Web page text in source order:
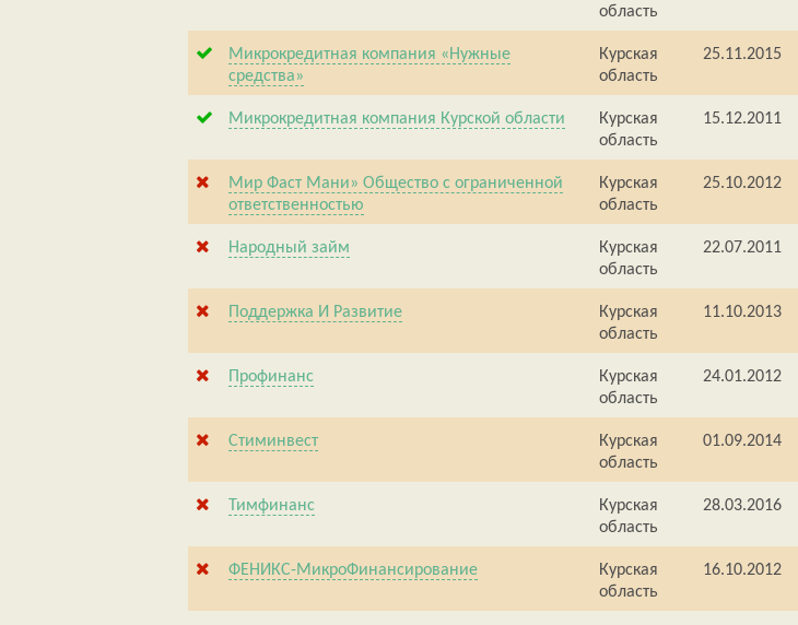
область
Микрокредитная компания «Нужные
средства»
Курская
область
25.11.2015
Микрокредитная компания Курской области
Курская
область
15.12.2011
Мир Фаст Мани» Общество с ограниченной
ответственностью
Курская
область
25.10.2012
Народный займ
Курская
область
22.07.2011
Поддержка И Развитие
Курская
область
11.10.2013
Профинанс
Курская
область
24.01.2012
Стиминвест
Курская
область
01.09.2014
Тимфинанс
Курская
область
28.03.2016
ФЕНИКС-МикроФинансирование
Курская
область
16.10.2012